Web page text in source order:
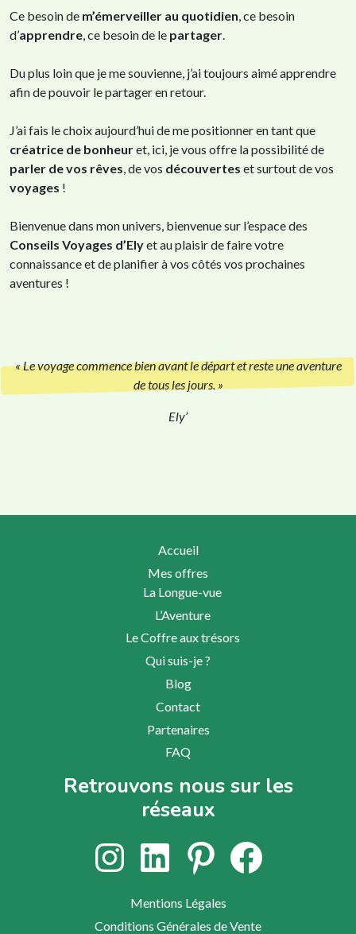
Ce besoin de m’émerveiller au quotidien, ce besoin
d’apprendre, ce besoin de le partager.
Du plus loin que je me souvienne, j’ai toujours aimé apprendre
afin de pouvoir le partager en retour.
J’ai fais le choix aujourd’hui de me positionner en tant que
créatrice de bonheuret, ici, je vous offre la possibilité de
parler de vos rêves, de vos découvertes et surtout de vos
voyages !
Bienvenue dans mon univers, bienvenue sur l’espace des
Conseils Voyages d’Elyet au plaisir de faire votre
connaissance et de planifier à vos côtés vos prochaines
aventures !
« Le voyage commence bien avant le départ et reste une aventure
de tous les jours. »
Ely’
Accueil
Mes offres
La Longue-vue
L’Aventure
Le Coffre aux trésors
Qui suis-je ?
Blog
Contact
Partenaires
FAQ
Retrouvons nous sur les
réseaux
InstagramLinkedInPinterestFacebook
Mentions Légales
Conditions Générales de Vente